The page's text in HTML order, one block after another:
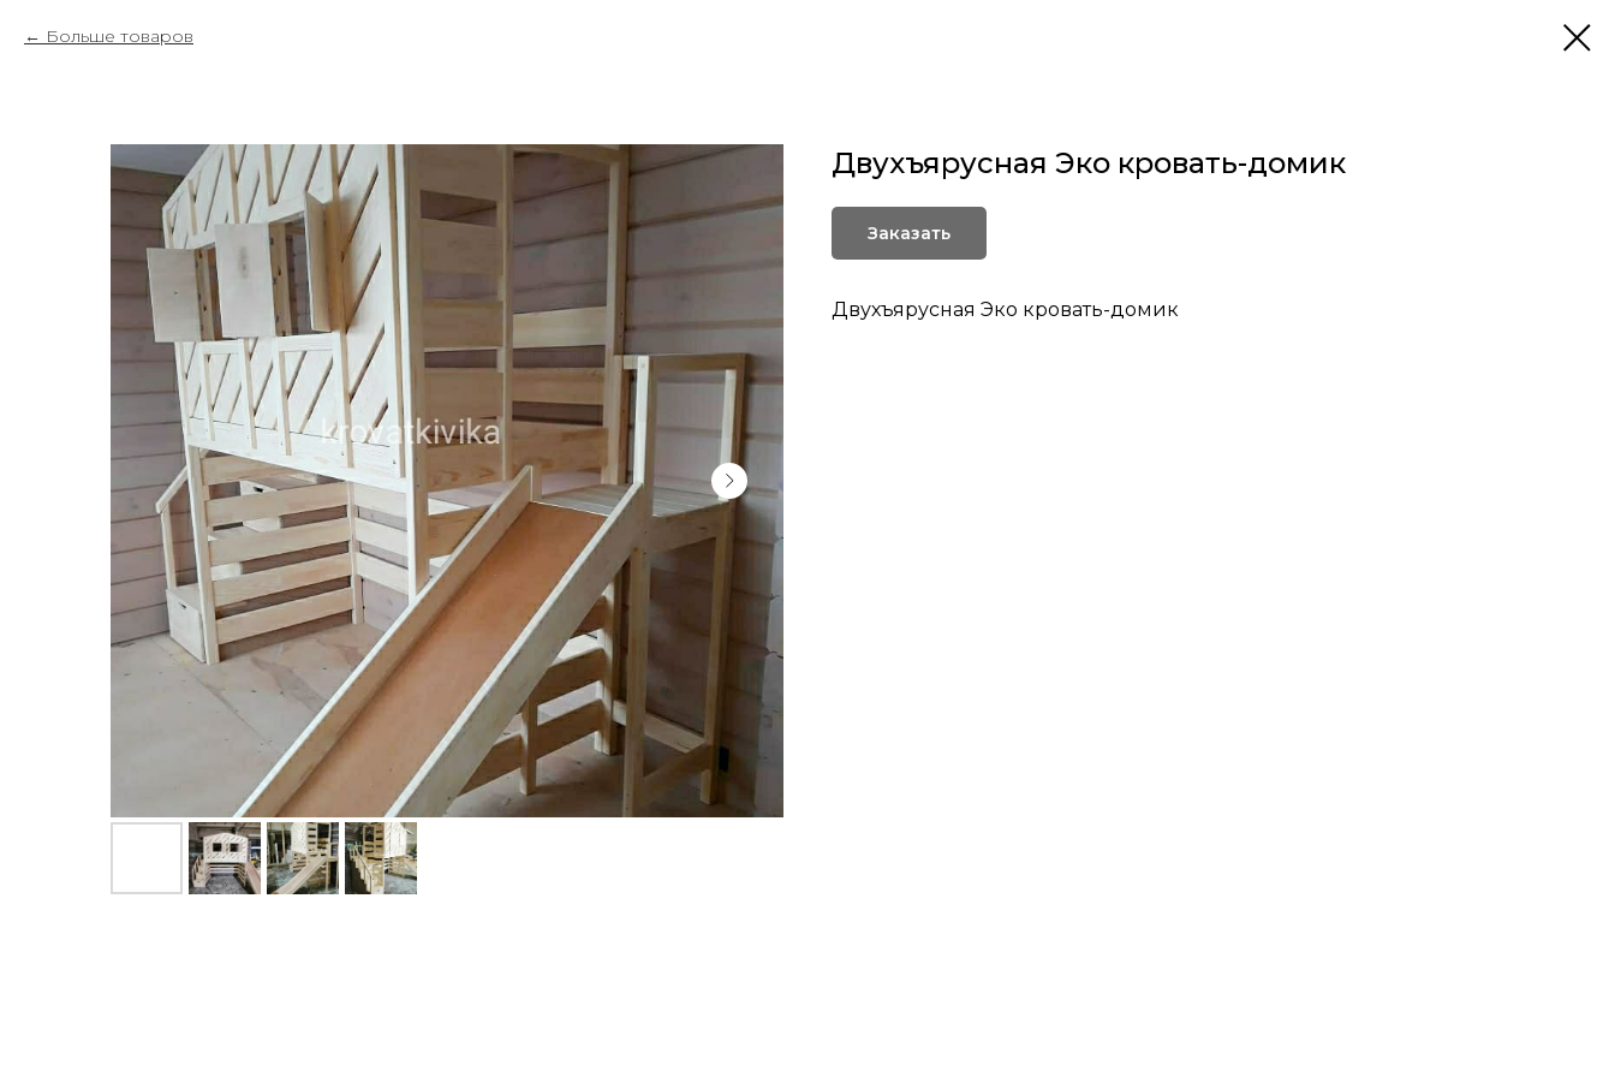
Больше товаров
Двухъярусная Эко кровать-домик
Заказать
Двухъярусная Эко кровать-домик